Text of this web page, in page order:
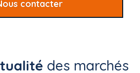
contacter
des marchés